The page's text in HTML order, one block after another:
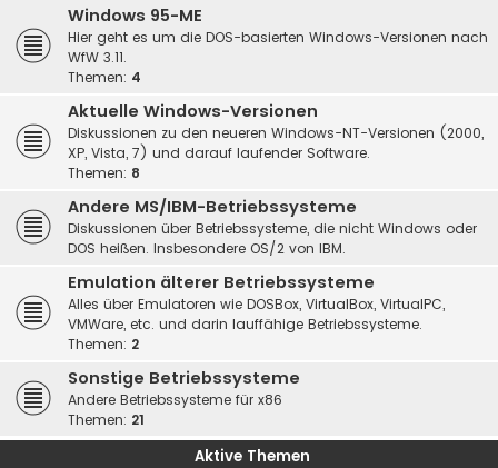
Windows 95-ME
Hier geht es um die DOS-basierten Windows-Versionen nach
WfW 3.11.
Themen: 4
Aktuelle Windows-Versionen
Diskussionen zu den neueren Windows-NT-Versionen (2000,
XP, Vista, 7) und darauf laufender Software.
Themen: 8
Andere MS/IBM-Betriebssysteme
Diskussionen über Betriebssysteme, die nicht Windows oder
DOS heißen. Insbesondere OS/2 von IBM.
Emulation älterer Betriebssysteme
Alles über Emulatoren wie DOSBox, VirtualBox, VirtualPC,
VMWare, etc. und darin lauffähige Betriebssysteme.
Themen: 2
Sonstige Betriebssysteme
Andere Betriebssysteme für x86
Themen: 21
Aktive Themen